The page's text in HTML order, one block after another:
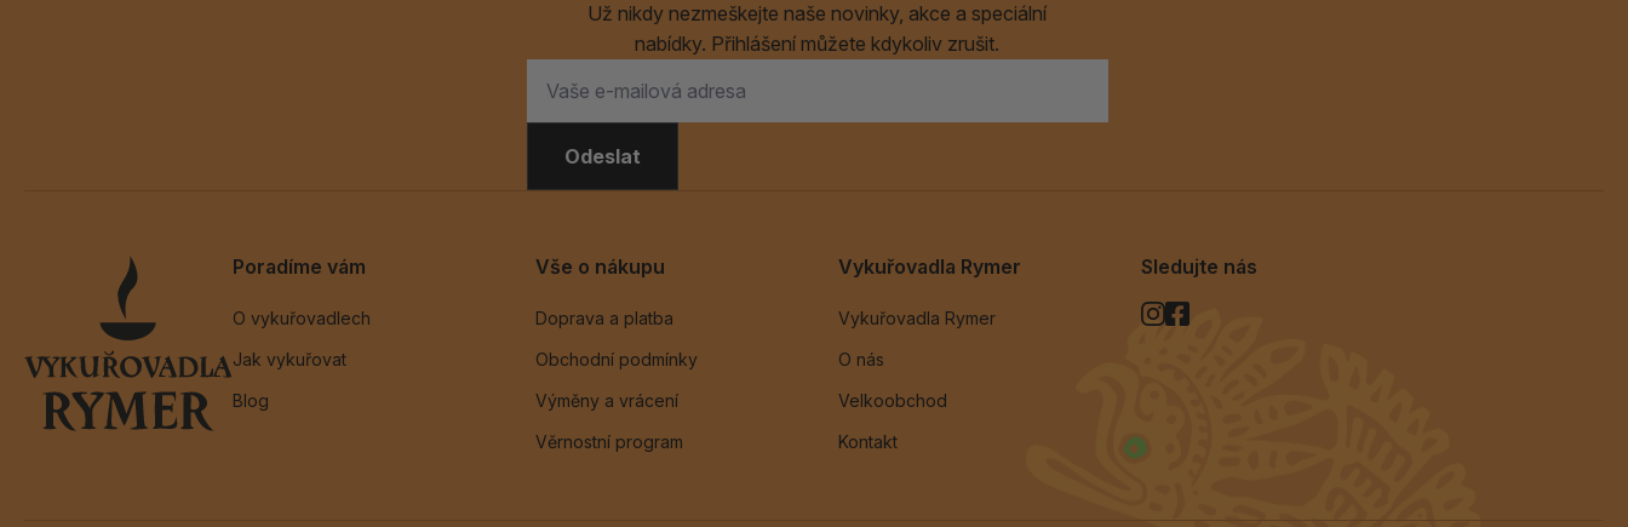
Už nikdy nezmeškejte naše novinky, akce a speciální
nabídky. Přihlášení můžete kdykoliv zrušit.
Odeslat
Poradíme vám
O vykuřovadlech
Jak vykuřovat
Blog
Vše o nákupu
Doprava a platba
Obchodní podmínky
Výměny a vrácení
Věrnostní program
Vykuřovadla Rymer
Vykuřovadla Rymer
O nás
Velkoobchod
Kontakt
Sledujte nás